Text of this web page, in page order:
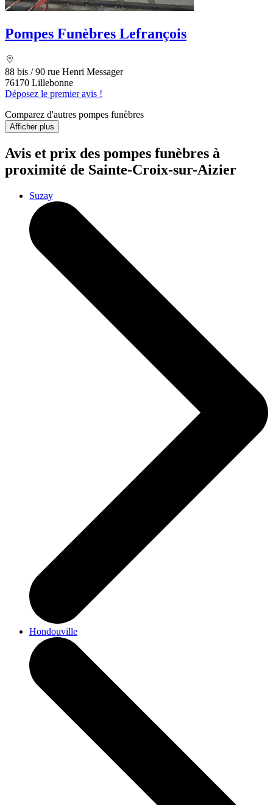
Pompes Funèbres Lefrançois
88 bis / 90 rue Henri Messager
76170 Lillebonne
Déposez le premier avis !
Comparez d'autres pompes funèbres
Afficher plus
Avis et prix des pompes funèbres à
proximité de Sainte-Croix-sur-Aizier
Suzay
Hondouville